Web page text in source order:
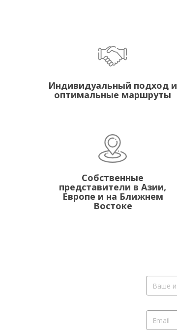
Индивидуальный подход и
оптимальные маршруты
Собственные
представители в Азии,
Европе и на Ближнем
Востоке